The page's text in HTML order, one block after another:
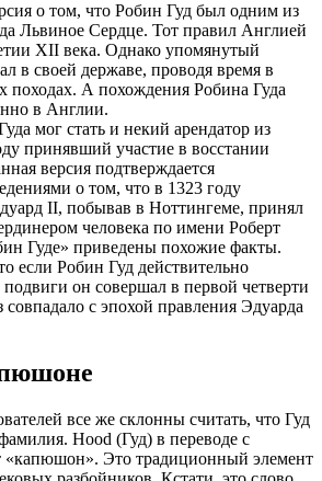
о том, что Робин Гуд был одним из
Львиное Сердце. Тот правил Англией
XII века. Однако упомянутый
в своей державе, проводя время в
походах. А похождения Робина Гуда
в Англии.
мог стать и некий арендатор из
принявший участие в восстании
версия подтверждается
о том, что в 1323 году
II, побывав в Ноттингеме, принял
человека по имени Роберт
Гуде» приведены похожие факты.
если Робин Гуд действительно
он совершал в первой четверти
с эпохой правления Эдуарда
все же склонны считать, что Гуд
Hood (Гуд) в переводе с
«капюшон». Это традиционный элемент